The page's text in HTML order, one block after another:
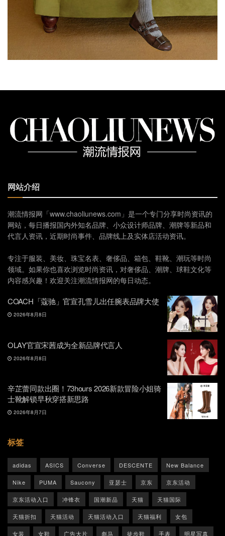
网站介绍
潮流情报网「www.chaoliunews.com」是一个专门分享时尚资讯的
网站，每日播报国内外知名品牌、小众设计师品牌、潮牌等新品和
代言人资讯，近期时尚事件、品牌线上及实体店活动资讯。
专注于服装、美妆、珠宝名表、奢侈品、箱包、鞋靴、潮玩等时尚
领域。如果你也喜欢浏览时尚资讯，对奢侈品、潮牌、球鞋文化等
内容感兴趣！欢迎关注潮流情报网的每日动态。
COACH「蔻驰」官宣孔雪儿出任腕表品牌大使
2026年8月8日
OLAY官宣宋茜成为全新品牌代言人
2026年8月8日
辛芷蕾同款出圈！73hours 2026新款冒险小姐骑
士靴解锁早秋穿搭新思路
2026年8月7日
标签
adidas ASICS Converse DESCENTE New Balance
Nike PUMA Saucony 亚瑟士 京东 京东活动
京东活动入口 冲锋衣 国潮新品 天猫 天猫国际
天猫折扣 天猫活动 天猫活动入口 天猫福利 女包
女装 女鞋 广告大片 彪马 徒步鞋 手表 明星写真